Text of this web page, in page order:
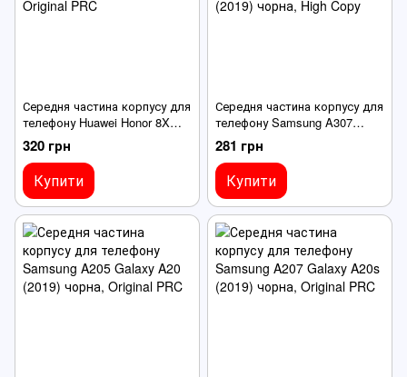
Середня частина корпусу для
телефону Huawei Honor 8X
синя
320 грн
Купити
Середня частина корпусу для
телефону Samsung A307
Galaxy A30s (2019) чорна
281 грн
Купити